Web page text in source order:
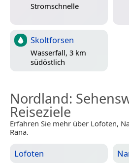
Stromschnelle
Skoltforsen
Wasserfall, 3 km
südöstlich
Nordland:
Reiseziele
Erfahren Sie mehr über Lofoten,
Rana.
Lofoten